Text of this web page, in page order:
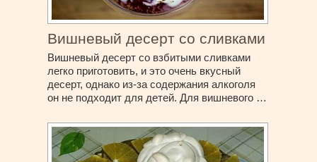
Вишневый десерт со сливками
Вишневый десерт со взбитыми сливками
легко приготовить, и это очень вкусный
десерт, однако из-за содержания алкоголя
он не подходит для детей. Для вишневого …